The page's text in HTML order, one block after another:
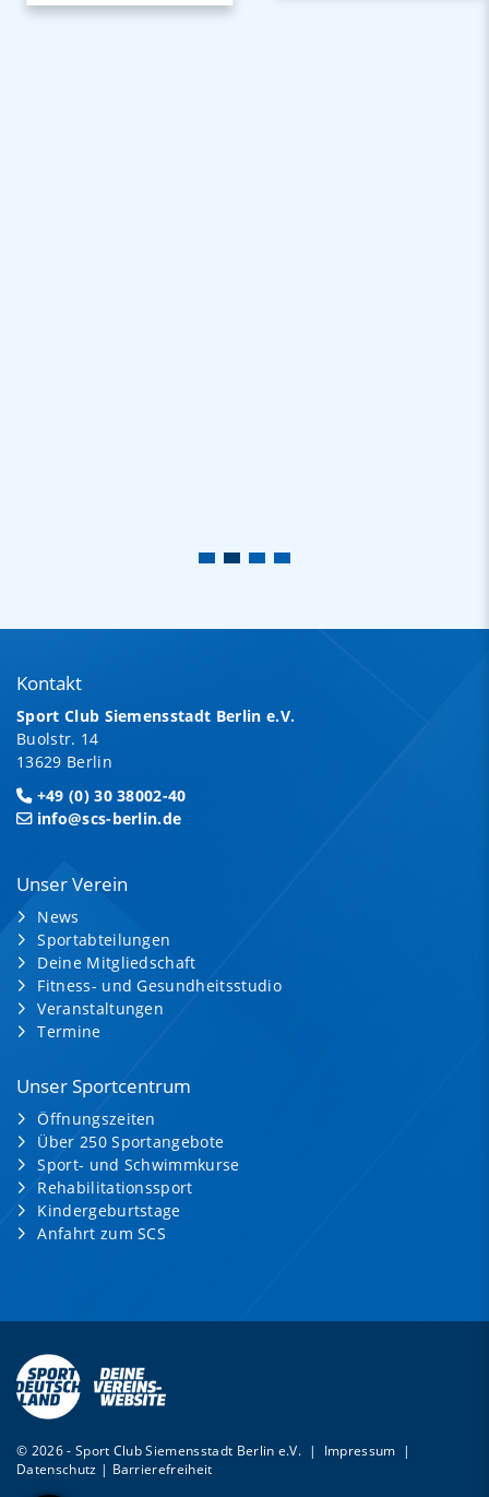
Kontakt
Sport Club Siemensstadt Berlin e.V.
Buolstr. 14
13629 Berlin
+49 (0) 30 38002-40
info@scs-berlin.de
Unser Verein
News
Sportabteilungen
Deine Mitgliedschaft
Fitness- und Gesundheitsstudio
Veranstaltungen
Termine
Unser Sportcentrum
Öffnungszeiten
Über 250 Sportangebote
Sport- und Schwimmkurse
Rehabilitationssport
Kindergeburtstage
Anfahrt zum SCS
© 2026 - Sport Club Siemensstadt Berlin e.V. | Impressum |
Datenschutz | Barrierefreiheit